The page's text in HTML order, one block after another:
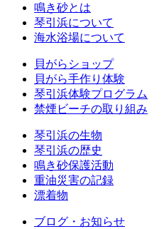
鳴き砂とは
琴引浜について
海水浴場について
貝がらショップ
貝がら手作り体験
琴引浜体験プログラム
禁煙ビーチの取り組み
琴引浜の生物
琴引浜の歴史
鳴き砂保護活動
重油災害の記録
漂着物
ブログ・お知らせ